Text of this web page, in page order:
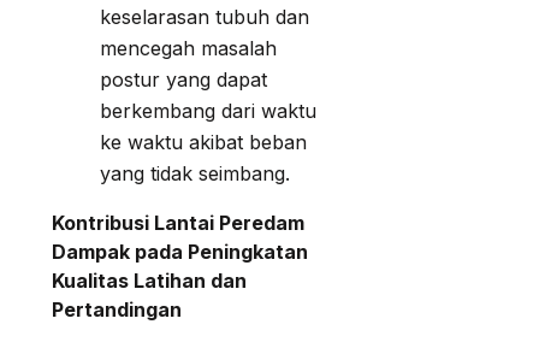
keselarasan tubuh dan
mencegah masalah
postur yang dapat
berkembang dari waktu
ke waktu akibat beban
yang tidak seimbang.
Kontribusi Lantai Peredam
Dampak pada Peningkatan
Kualitas Latihan dan
Pertandingan